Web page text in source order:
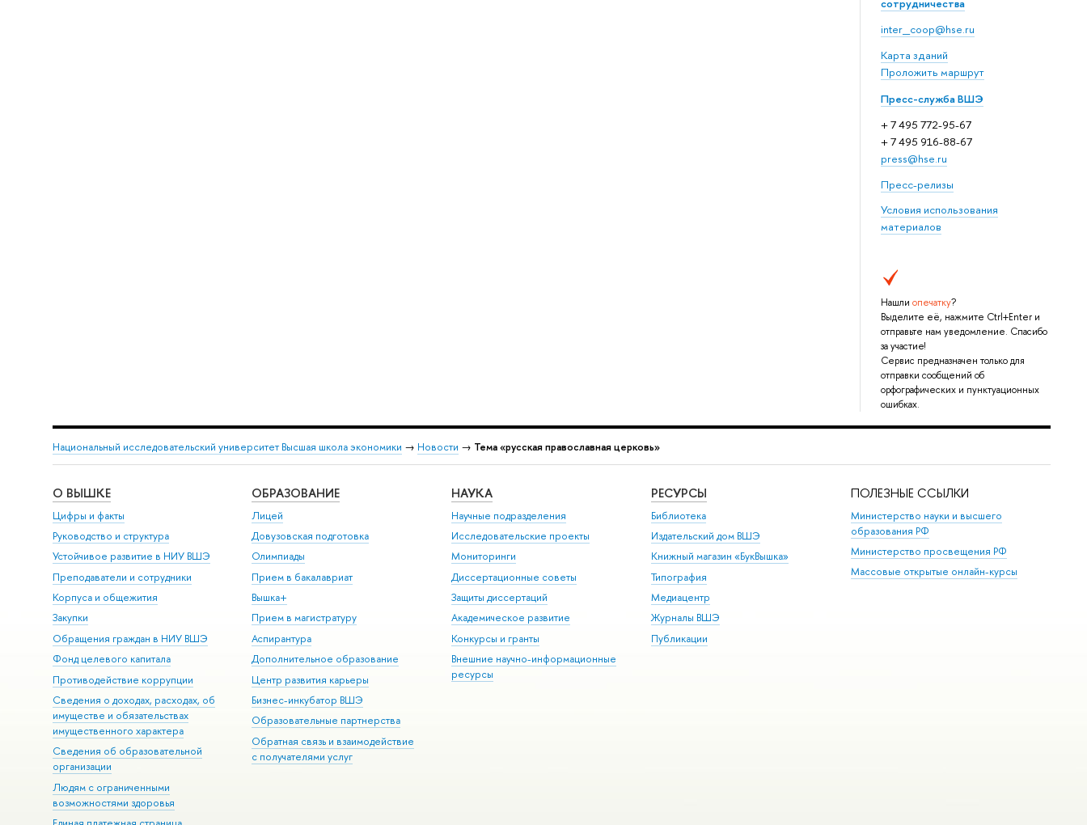
сотрудничества
inter_coop@hse.ru
Карта зданий
Проложить маршрут
Пресс-служба ВШЭ
+ 7 495 772-95-67
+ 7 495 916-88-67
press@hse.ru
Пресс-релизы
Условия использования
материалов
Нашли опечатку?
Выделите её, нажмите Ctrl+Enter и
отправьте нам уведомление. Спасибо
за участие!
Сервис предназначен только для
отправки сообщений об
орфографических и пунктуационных
ошибках.
Национальный исследовательский университет Высшая школа экономики → Новости → Тема «русская православная церковь»
О ВЫШКЕ
Цифры и факты
Руководство и структура
Устойчивое развитие в НИУ ВШЭ
Преподаватели и сотрудники
Корпуса и общежития
Закупки
Обращения граждан в НИУ ВШЭ
Фонд целевого капитала
Противодействие коррупции
Сведения о доходах, расходах, об
имуществе и обязательствах
имущественного характера
Сведения об образовательной
организации
Людям с ограниченными
возможностями здоровья
ОБРАЗОВАНИЕ
Лицей
Довузовская подготовка
Олимпиады
Прием в бакалавриат
Вышка+
Прием в магистратуру
Аспирантура
Дополнительное образование
Центр развития карьеры
Бизнес-инкубатор ВШЭ
Образовательные партнерства
Обратная связь и взаимодействие
с получателями услуг
НАУКА
Научные подразделения
Исследовательские проекты
Мониторинги
Диссертационные советы
Защиты диссертаций
Академическое развитие
Конкурсы и гранты
Внешние научно-информационные
ресурсы
РЕСУРСЫ
Библиотека
Издательский дом ВШЭ
Книжный магазин «БукВышка»
Типография
Медиацентр
Журналы ВШЭ
Публикации
ПОЛЕЗНЫЕ ССЫЛКИ
Министерство науки и высшего
образования РФ
Министерство просвещения РФ
Массовые открытые онлайн-курсы